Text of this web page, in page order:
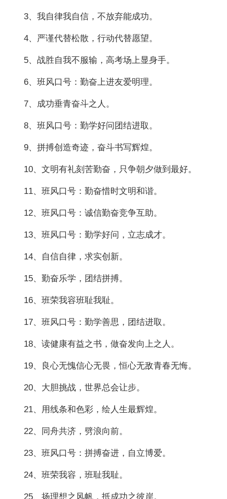
3、我自律我自信，不放弃能成功。
4、严谨代替松散，行动代替愿望。
5、战胜自我不服输，高考场上显身手。
6、班风口号：勤奋上进友爱明理。
7、成功垂青奋斗之人。
8、班风口号：勤学好问团结进取。
9、拼搏创造奇迹，奋斗书写辉煌。
10、文明有礼刻苦勤奋，只争朝夕做到最好。
11、班风口号：勤奋惜时文明和谐。
12、班风口号：诚信勤奋竞争互助。
13、班风口号：勤学好问，立志成才。
14、自信自律，求实创新。
15、勤奋乐学，团结拼搏。
16、班荣我容班耻我耻。
17、班风口号：勤学善思，团结进取。
18、读健康有益之书，做奋发向上之人。
19、良心无愧信心无畏，恒心无敌青春无悔。
20、大胆挑战，世界总会让步。
21、用线条和色彩，绘人生最辉煌。
22、同舟共济，劈浪向前。
23、班风口号：拼搏奋进，自立博爱。
24、班荣我容，班耻我耻。
25、扬理想之风帆，抵成功之彼岸。